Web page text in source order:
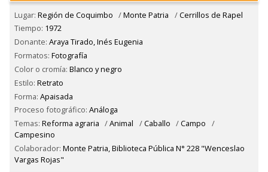
Lugar: Región de Coquimbo /Monte Patria /Cerrillos de Rapel
Tiempo: 1972
Donante: Araya Tirado, Inés Eugenia
Formatos: Fotografía
Color o cromía: Blanco y negro
Estilo: Retrato
Forma: Apaisada
Proceso fotográfico: Análoga
Temas: Reforma agraria /Animal /Caballo /Campo
/
Campesino
Colaborador: Monte Patria, Biblioteca Pública N° 228 "Wenceslao
Vargas Rojas"